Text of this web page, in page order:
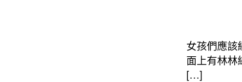
女孩們應該
面上有林林
[…]